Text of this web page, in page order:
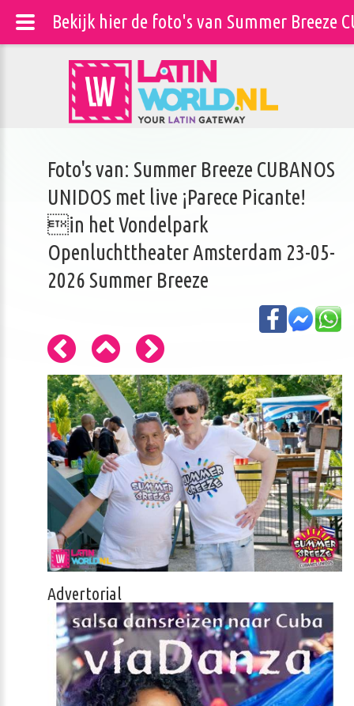
Foto's van: Summer Breeze CUBANOS
UNIDOS met live ¡Parece Picante!
in het Vondelpark
Openluchttheater Amsterdam 23-05-
2026 Summer Breeze
Advertorial
Bekijk hier de foto's van Summer Breeze